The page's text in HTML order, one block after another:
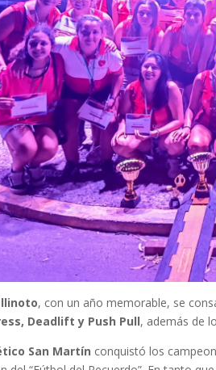
, con un año memorable, se
Deadlift y Push Pull, además de
San Martín conquistó los